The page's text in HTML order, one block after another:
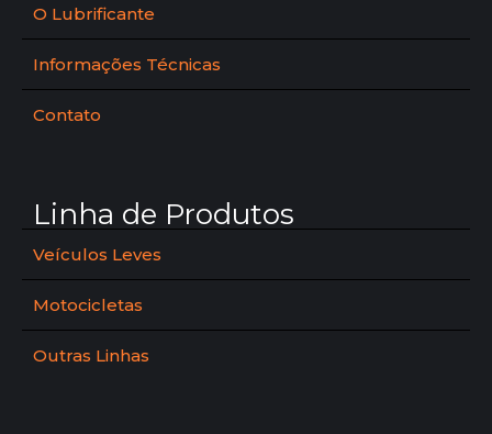
O Lubrificante
Informações Técnicas
Contato
Linha de Produtos
Veículos Leves
Motocicletas
Outras Linhas